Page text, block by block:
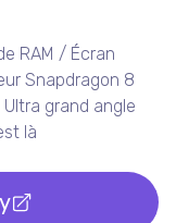
RAM / Écran
Snapdragon 8
grand angle
là